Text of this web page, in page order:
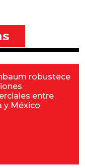
robustece
entre
y México